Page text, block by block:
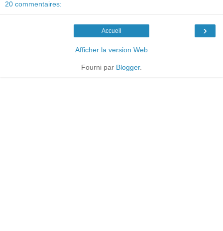
20 commentaires:
›
Accueil
Afficher la version Web
Fourni par Blogger.